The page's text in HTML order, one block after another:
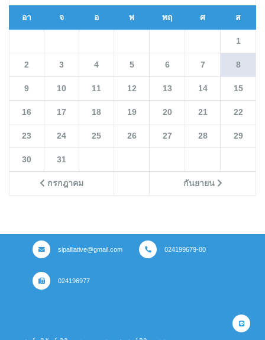
อา จ อ พ พฤ ศ ส
กรกฎาคม กันยายน
1
2 3 4 5 6 7 8
9 10 11 12 13 14 15
16 17 18 19 20 21 22
23 24 25 26 27 28 29
30 31
sipalliative@gmail.com 024199679-80
024196977